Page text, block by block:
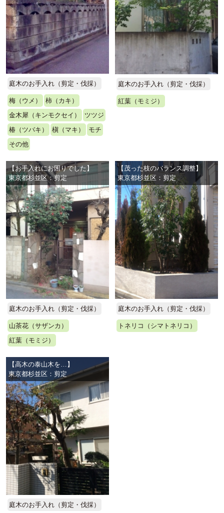
庭木のお手入れ（剪定・伐採）
梅（ウメ）
柿（カキ）
金木犀（キンモクセイ）
ツツジ
椿（ツバキ）
槇（マキ）
モチ
その他
庭木のお手入れ（剪定・伐採）
紅葉（モミジ）
【お手入れにお困りでした】
東京都杉並区：剪定
庭木のお手入れ（剪定・伐採）
山茶花（サザンカ）
紅葉（モミジ）
【茂った枝のバランス調整】
東京都杉並区：剪定
庭木のお手入れ（剪定・伐採）
トネリコ（シマトネリコ）
【高木の泰山木を…】
東京都杉並区：剪定
庭木のお手入れ（剪定・伐採）